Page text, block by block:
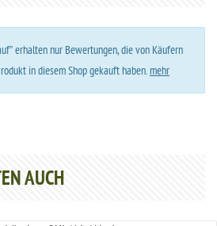
erhalten nur Bewertungen, die von Käufern
in diesem Shop gekauft haben.mehr
AUCH